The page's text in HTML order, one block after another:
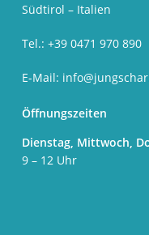
Südtirol – Italien
Tel.: +39 0471 970 890
E-Mail:
Öffnungszeiten
Dienstag, Mittwoch,
9 – 12 Uhr